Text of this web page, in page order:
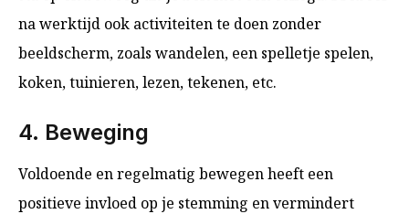
na werktijd ook activiteiten te doen zonder
beeldscherm, zoals wandelen, een spelletje spelen,
koken, tuinieren, lezen, tekenen, etc.
4. Beweging
Voldoende en regelmatig bewegen heeft een
positieve invloed op je stemming en vermindert